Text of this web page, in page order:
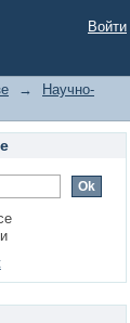
и
/ 12-
Войти
→
Научно-